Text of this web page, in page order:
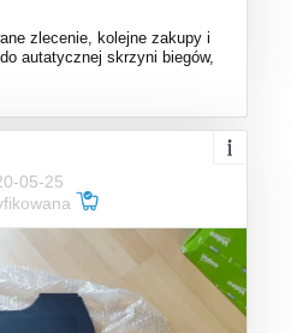
zlecenie, kolejne zakupy i
autatycznej skrzyni biegów,
05-25